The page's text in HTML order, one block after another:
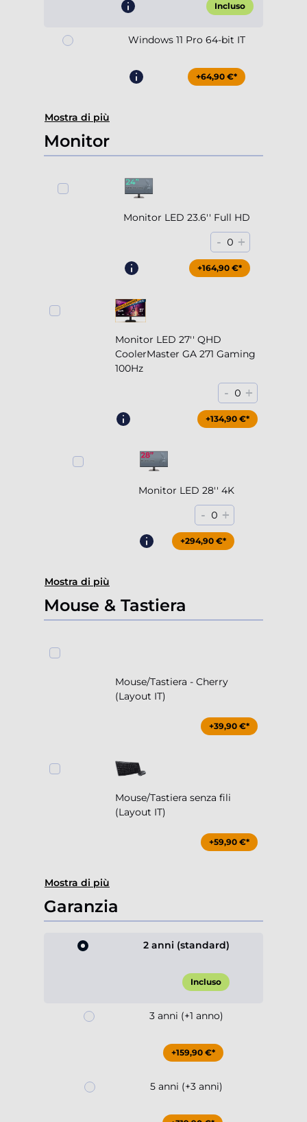
Incluso
Windows 11 Pro 64-bit IT
+64,90 €*
Mostra di più
Monitor
Monitor LED 23.6'' Full HD
- 0 +
+164,90 €*
Monitor LED 27'' QHD
CoolerMaster GA 271 Gaming
100Hz
- 0 +
+204,90 €*
+134,90 €*
Monitor LED 28'' 4K
- 0 +
+294,90 €*
Mostra di più
Mouse & Tastiera
Mouse/Tastiera - Cherry
(Layout IT)
+39,90 €*
Mouse/Tastiera senza fili
(Layout IT)
+59,90 €*
Mostra di più
Garanzia
2 anni (standard)
Incluso
3 anni (+1 anno)
+159,90 €*
5 anni (+3 anni)